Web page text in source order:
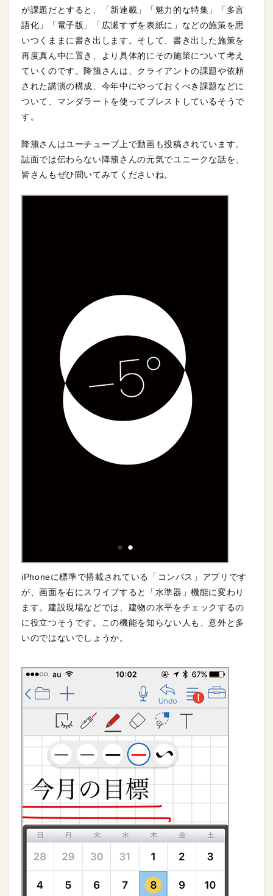
が課題だとすると、「新連載」「魅力的な特集」「多言
語化」「電子版」「広瀬すずを表紙に」などの施策を思
いつくままに書き出します。そして、書き出した施策を
再度真ん中に置き、より具体的にその施策について考え
ていくのです。降籏さんは、クライアントの課題や依頼
された講演の構成、今年中にやっておくべき課題などに
ついて、マンダラートを使ってブレストしているそうで
す。
降籏さんはユーチューブ上で動画も投稿されています。
誌面では伝わらない降籏さんの元気でユニークな話を、
皆さんもぜひ聞いてみてくださいね。
iPhoneに標準で搭載されている「コンパス」アプリです
が、画面を右にスワイプすると「水準器」機能に変わり
ます。建設現場などでは、建物の水平をチェックするの
に役立つそうです。この機能を知らない人も、意外と多
いのではないでしょうか。